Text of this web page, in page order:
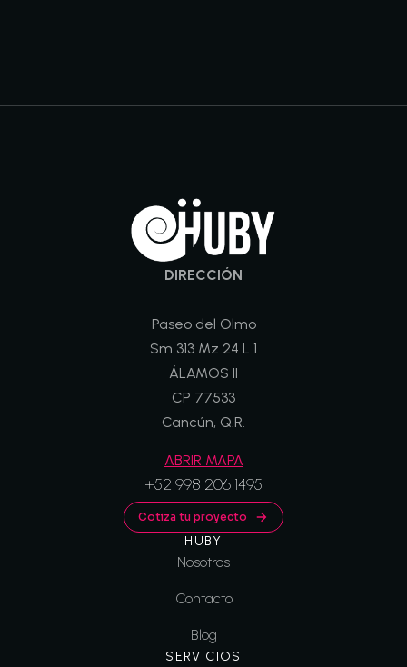
DIRECCIÓN
Paseo del Olmo
Sm 313 Mz 24 L 1
ÁLAMOS II
CP 77533
Cancún, Q.R.
ABRIR MAPA
+52 998 206 1495
Cotiza tu proyecto
HUBY
Nosotros
Contacto
Blog
SERVICIOS